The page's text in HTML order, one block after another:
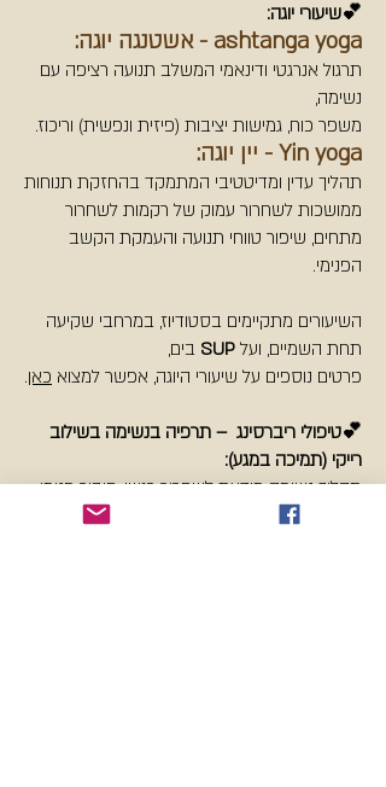
💕שיעורי יוגה:
ashtanga yoga - אשטנגה יוגה:
תרגול אנרגטי ודינאמי המשלב תנועה רציפה עם
נשימה,
משפר כוח, גמישות יציבות (פיזית ונפשית) וריכוז.
Yin yoga - יין יוגה:
תהליך עדין ומדיטטיבי המתמקד בהחזקת תנוחות
ממושכות לשחרור עמוק של רקמות לשחרור
מתחים, שיפור טווחי תנועה והעמקת הקשב
הפנימי.
השיעורים מתקיימים בסטודיוז, במרחבי שקיעה
תחת השמיים, ועל SUP בים,
פרטים נוספים על שיעורי היוגה, אפשר למצוא כאן.
💕טיפולי ריברסינג – תרפיה בנשימה בשילוב
רייקי (תמיכה במגע):
תהליך נשימה מודעת לשחרור רגשי, חיבור פנימי
והתחדשות אנרגטית, בלווי רייקי - מגע תומך.